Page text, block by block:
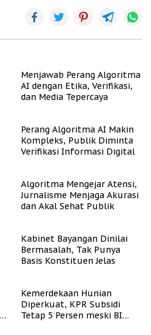
Menjawab Perang Algoritma
AI dengan Etika, Verifikasi,
dan Media Tepercaya
Perang Algoritma AI Makin
Kompleks, Publik Diminta
Verifikasi Informasi Digital
Algoritma Mengejar Atensi,
Jurnalisme Menjaga Akurasi
dan Akal Sehat Publik
Kabinet Bayangan Dinilai
Bermasalah, Tak Punya
Basis Konstituen Jelas
Kemerdekaan Hunian
Diperkuat, KPR Subsidi
Tetap 5 Persen meski BI